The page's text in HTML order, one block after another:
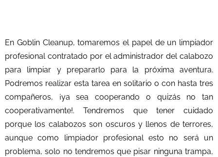
En Goblin Cleanup, tomaremos el papel de un limpiador
profesional contratado por el administrador del calabozo
para limpiar y prepararlo para la próxima aventura.
Podremos realizar esta tarea en solitario o con hasta tres
compañeros, ¡ya sea cooperando o quizás no tan
cooperativamente!. Tendremos que tener cuidado
porque los calabozos son oscuros y llenos de terrores,
aunque como limpiador profesional esto no será un
problema, solo no tendremos que pisar ninguna trampa,